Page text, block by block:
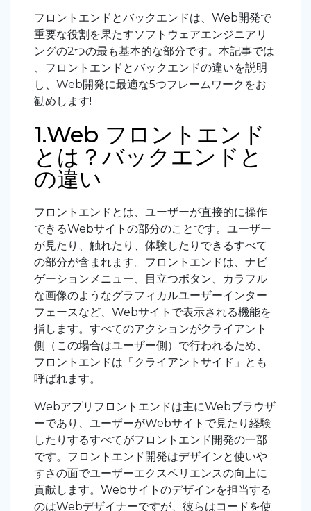
フロントエンドとバックエンドは、Web開発で
重要な役割を果たすソフトウェアエンジニアリ
ングの2つの最も基本的な部分です。本記事では
、フロントエンドとバックエンドの違いを説明
し、Web開発に最適な5つフレームワークをお
勧めします!
1.Web フロントエンド
とは？バックエンドと
の違い
フロントエンドとは、ユーザーが直接的に操作
できるWebサイトの部分のことです。ユーザー
が見たり、触れたり、体験したりできるすべて
の部分が含まれます。フロントエンドは、ナビ
ゲーションメニュー、目立つボタン、カラフル
な画像のようなグラフィカルユーザーインター
フェースなど、Webサイトで表示される機能を
指します。すべてのアクションがクライアント
側（この場合はユーザー側）で行われるため、
フロントエンドは「クライアントサイド」とも
呼ばれます。
Webアプリフロントエンドは主にWebブラウザ
ーであり、ユーザーがWebサイトで見たり経験
したりするすべてがフロントエンド開発の一部
です。フロントエンド開発はデザインと使いや
すさの面でユーザーエクスペリエンスの向上に
貢献します。Webサイトのデザインを担当する
のはWebデザイナーですが、彼らはコードを使